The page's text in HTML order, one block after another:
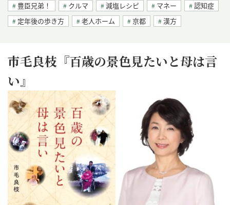
豊臣兄弟！ クルマ 減塩レシピ マネー
認知症
定年後の歩き方
老人ホーム 京都 漢方
市毛良枝『百歳の景色見たいと母は言
い』